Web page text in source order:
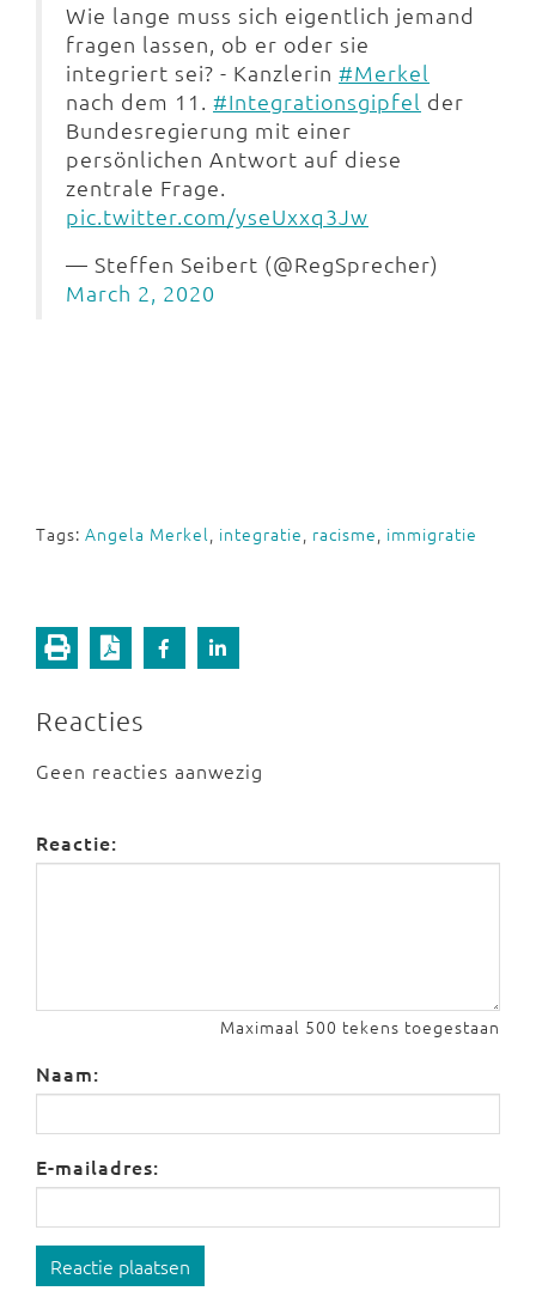
Wie lange muss sich eigentlich jemand
fragen lassen, ob er oder sie
integriert sei? - Kanzlerin #Merkel
nach dem 11. #Integrationsgipfel der
Bundesregierung mit einer
persönlichen Antwort auf diese
zentrale Frage.
pic.twitter.com/yseUxxq3Jw
— Steffen Seibert (@RegSprecher)
March 2, 2020
Tags: Angela Merkel, integratie, racisme, immigratie
Reacties
Geen reacties aanwezig
Reactie:
Maximaal 500 tekens toegestaan
Naam:
E-mailadres:
Reactie plaatsen